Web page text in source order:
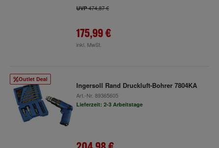
UVP474,87 €
175,99 €
inkl. MwSt.
Outlet Deal
Ingersoll Rand Druckluft-Bohrer 7804KA
Art.-Nr. 89365605
Lieferzeit: 2-3 Arbeitstage